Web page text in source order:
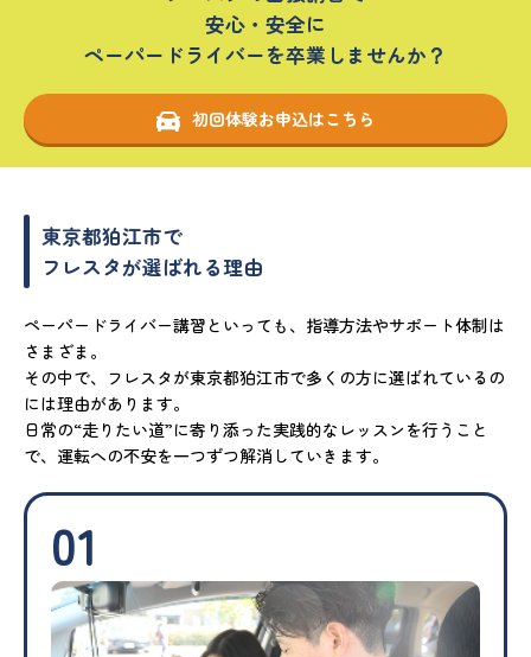
安心・安全に
ペーパードライバーを卒業しませんか？
初回体験お申込はこちら
東京都狛江市で
フレスタが選ばれる理由
ペーパードライバー講習といっても、指導方法やサポート体制は
さまざま。
その中で、フレスタが東京都狛江市で多くの方に選ばれているの
には理由があります。
日常の“走りたい道”に寄り添った実践的なレッスンを行うこと
で、運転への不安を一つずつ解消していきます。
01